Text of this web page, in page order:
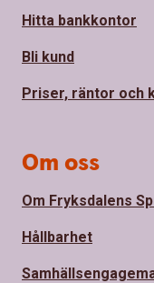
Hitta bankkontor
Bli kund
Priser, räntor och
Om oss
Om Fryksdalens
Hållbarhet